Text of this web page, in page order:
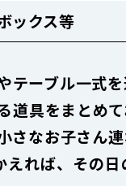
ックス等
テーブル一式
道具をまとめ
さなお子さん
れば、その